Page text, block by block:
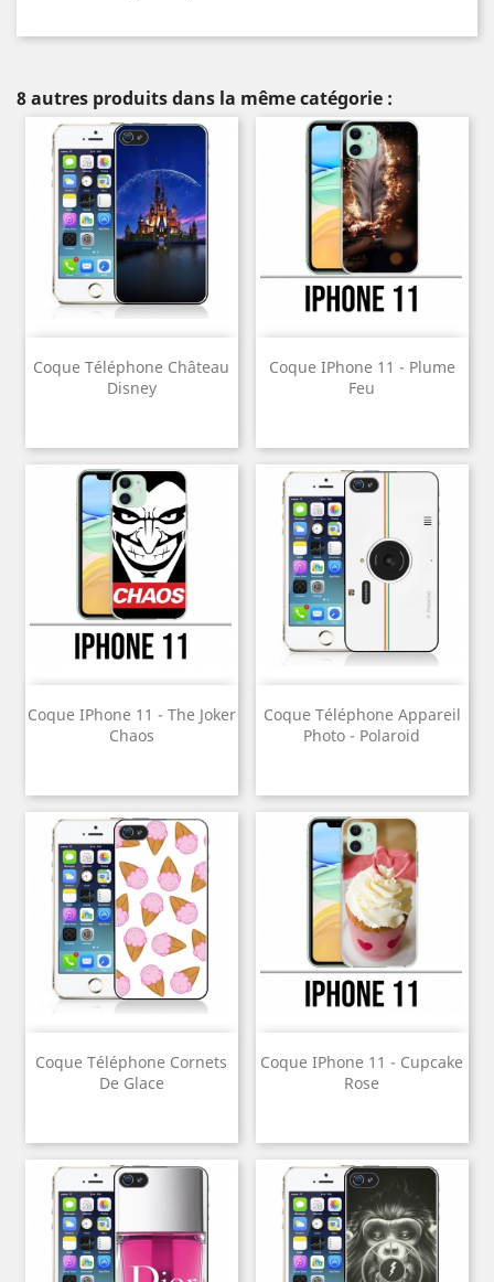
8 autres produits dans la même catégorie :
Coque Téléphone Château
Disney
Coque IPhone 11 - Plume
Feu
Coque IPhone 11 - The Joker
Chaos
Coque Téléphone Appareil
Photo - Polaroid
Coque Téléphone Cornets
De Glace
Coque IPhone 11 - Cupcake
Rose